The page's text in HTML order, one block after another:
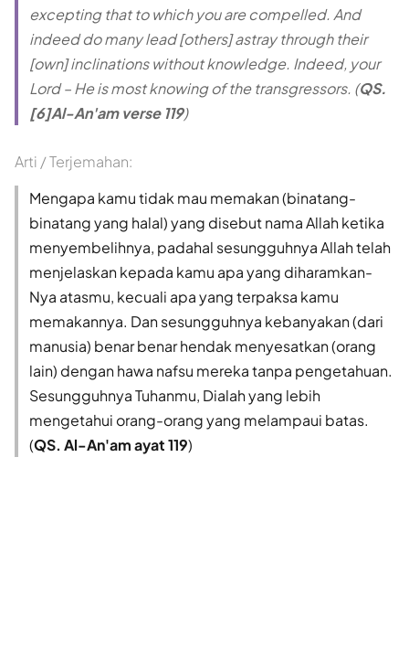
excepting that to which you are compelled. And
indeed do many lead [others] astray through their
[own] inclinations without knowledge. Indeed, your
Lord – He is most knowing of the transgressors. (QS.
[6]Al-An'am verse 119)
Arti / Terjemahan:
Mengapa kamu tidak mau memakan (binatang-
binatang yang halal) yang disebut nama Allah ketika
menyembelihnya, padahal sesungguhnya Allah telah
menjelaskan kepada kamu apa yang diharamkan-
Nya atasmu, kecuali apa yang terpaksa kamu
memakannya. Dan sesungguhnya kebanyakan (dari
manusia) benar benar hendak menyesatkan (orang
lain) dengan hawa nafsu mereka tanpa pengetahuan.
Sesungguhnya Tuhanmu, Dialah yang lebih
mengetahui orang-orang yang melampaui batas.
(QS. Al-An'am ayat 119)